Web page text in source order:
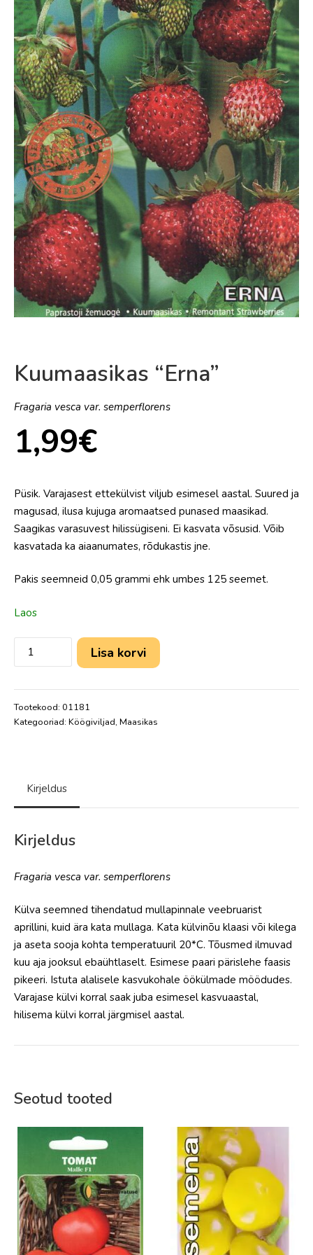
Kuumaasikas “Erna”
Fragaria vesca var. semperflorens
1,99€
Püsik. Varajasest ettekülvist viljub esimesel aastal. Suured ja
magusad, ilusa kujuga aromaatsed punased maasikad.
Saagikas varasuvest hilissügiseni. Ei kasvata võsusid. Võib
kasvatada ka aiaanumates, rõdukastis jne.
Pakis seemneid 0,05 grammi ehk umbes 125 seemet.
Laos
Lisa korvi
Tootekood: 01181
Kategooriad: Köögiviljad, Maasikas
Kirjeldus
Kirjeldus
Fragaria vesca var. semperflorens
Külva seemned tihendatud mullapinnale veebruarist
aprillini, kuid ära kata mullaga. Kata külvinõu klaasi või kilega
ja aseta sooja kohta temperatuuril 20*C. Tõusmed ilmuvad
kuu aja jooksul ebaühtlaselt. Esimese paari pärislehe faasis
pikeeri. Istuta alalisele kasvukohale öökülmade möödudes.
Varajase külvi korral saak juba esimesel kasvuaastal,
hilisema külvi korral järgmisel aastal.
Seotud tooted